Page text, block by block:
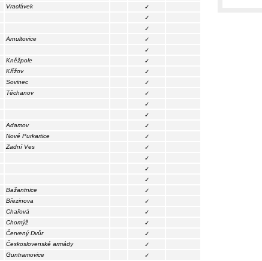
Vraclávek
✓
✓
✓
Arnultovice
✓
✓
Kněžpole
✓
Křížov
✓
Sovinec
✓
Těchanov
✓
✓
✓
Adamov
✓
Nové Purkartice
✓
Zadní Ves
✓
✓
✓
✓
Bažantnice
✓
Březinova
✓
Chařová
✓
Chomýž
✓
Červený Dvůr
✓
Československé armády
✓
Guntramovice
✓